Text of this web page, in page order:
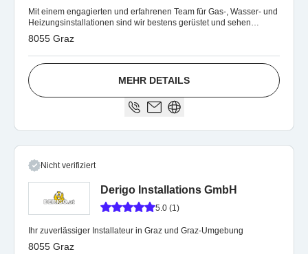
Mit einem engagierten und erfahrenen Team für Gas-, Wasser- und
Heizungsinstallationen sind wir bestens gerüstet und sehen
gespannt in die Zukunft.
8055 Graz
MEHR DETAILS
Nicht verifiziert
Derigo Installations GmbH
5.0 (1)
Ihr zuverlässiger Installateur in Graz und Graz-Umgebung
8055 Graz